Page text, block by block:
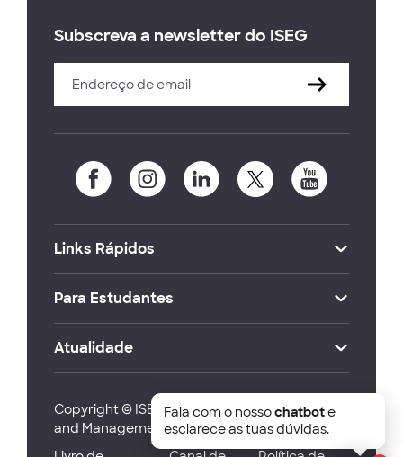
Subscreva a newsletter do ISEG
Links Rápidos
Para Estudantes
Atualidade
Copyright © ISEG Lisbon School of Economics
and Management 2026
Fala com o nossochatbote
esclarece as tuas dúvidas.